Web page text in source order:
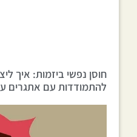
חוסן נפשי ביזמות: איך
להתמודדות עם אתגרים